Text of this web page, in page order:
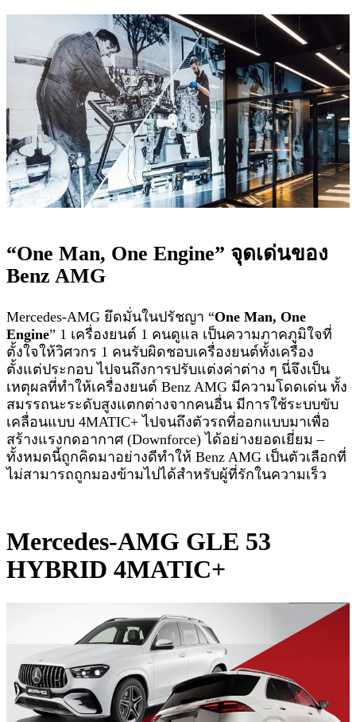
“One Man, One Engine” จุดเด่นของ
Benz AMG
Mercedes-AMG ยึดมั่นในปรัชญา “One Man, One
Engine” 1 เครื่องยนต์ 1 คนดูแล เป็นความภาคภูมิใจที่
ตั้งใจให้วิศวกร 1 คนรับผิดชอบเครื่องยนต์ทั้งเครื่อง
ตั้งแต่ประกอบ ไปจนถึงการปรับแต่งค่าต่าง ๆ นี่จึงเป็น
เหตุผลที่ทำให้เครื่องยนต์ Benz AMG มีความโดดเด่น ทั้ง
สมรรถนะระดับสูงแตกต่างจากคนอื่น มีการใช้ระบบขับ
เคลื่อนแบบ 4MATIC+ ไปจนถึงตัวรถที่ออกแบบมาเพื่อ
สร้างแรงกดอากาศ (Downforce) ได้อย่างยอดเยี่ยม –
ทั้งหมดนี้ถูกคิดมาอย่างดีทำให้ Benz AMG เป็นตัวเลือกที่
ไม่สามารถถูกมองข้ามไปได้สำหรับผู้ที่รักในความเร็ว
Mercedes-AMG GLE 53
HYBRID 4MATIC+